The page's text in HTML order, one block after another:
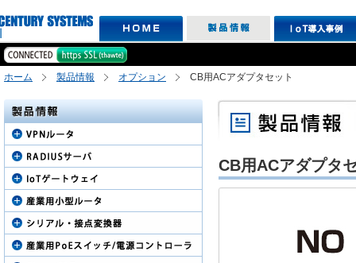
ホーム 製品情報 オプション CB用ACアダプタセット
CB用ACアダプタ